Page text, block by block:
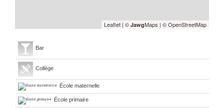
Leaflet | © JawgMaps | © OpenStreetMap
Bar
Collège
École maternelle
École primaire